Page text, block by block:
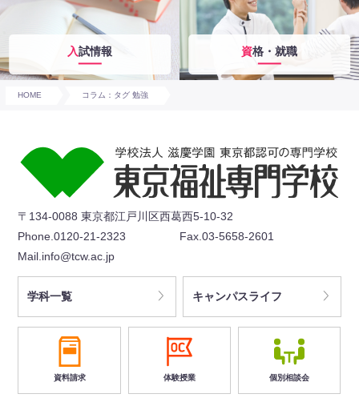
入試情報 資格・就職
HOME コラム：タグ 勉強
〒134-0088 東京都江戸川区西葛西5-10-32
Phone.0120-21-2323
Fax.03-5658-2601
Mail.info@tcw.ac.jp
学科一覧 キャンパスライフ
資料請求 体験授業 個別相談会